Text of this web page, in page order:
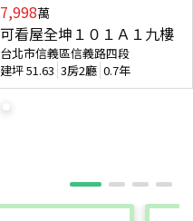
7,998萬
可看屋全坤１０１Ａ１九樓
台北市信義區信義路四段
建坪51.63 3房2廳 0.7年